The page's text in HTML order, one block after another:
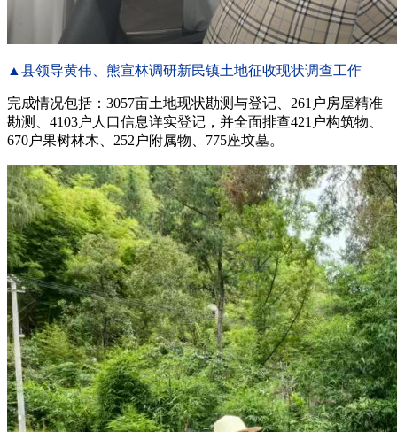
▲县领导黄伟、熊宣林调研新民镇土地征收现状调查工作
完成情况包括：3057亩土地现状勘测与登记、261户房屋精准
勘测、4103户人口信息详实登记，并全面排查421户构筑物、
670户果树林木、252户附属物、775座坟墓。